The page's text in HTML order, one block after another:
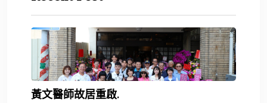
黃文醫師故居重啟.